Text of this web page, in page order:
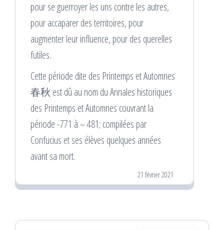
pour se guerroyer les uns contre les autres,
pour accaparer des territoires, pour
augmenter leur influence, pour des querelles
futiles.
Cette période dite des Printemps et Automnes
春秋 est dû au nom du Annales historiques
des Printemps et Automnes couvrant la
période -771 à – 481; compilées par
Confucius et ses élèves quelques années
avant sa mort.
21 février 2021